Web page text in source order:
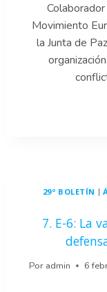
Movimiento
la Junta de
29º BOLETÍN
7. E-6: La
Por admin 6